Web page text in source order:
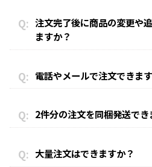
注文完了後に商品の変更や
ますか？
電話やメールで注文できま
2件分の注文を同梱発送でき
大量注文はできますか？